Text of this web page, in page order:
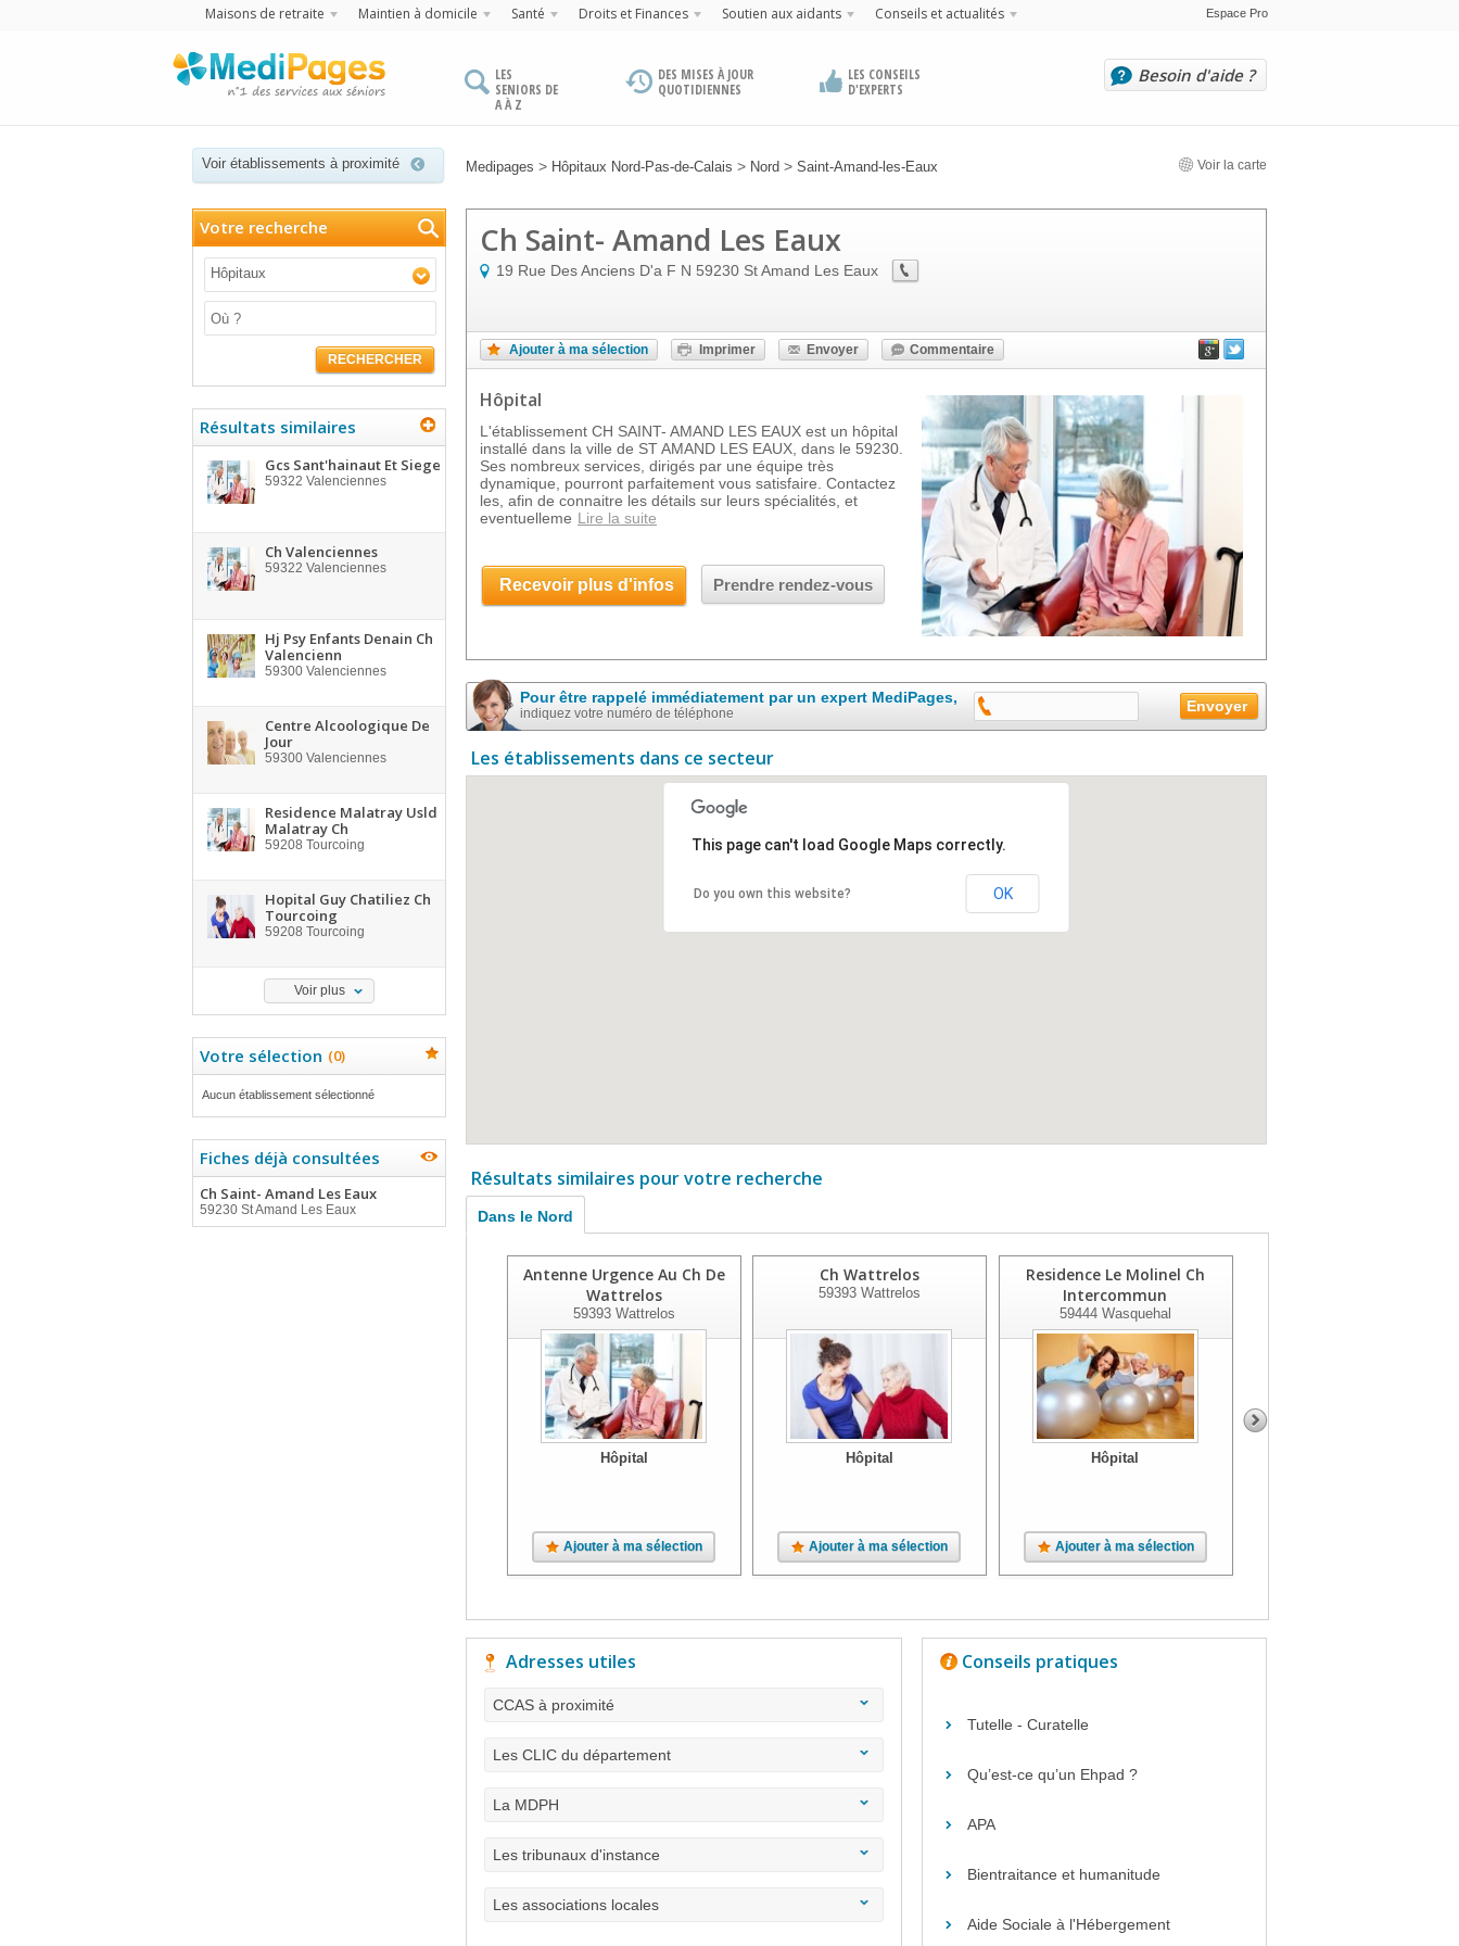
Maisons de retraite Maintien à domicile Santé Droits et Finances Soutien aux aidants Conseils et actualités Espace Pro
LES
SENIORS DE
A À Z
DES MISES À JOUR
QUOTIDIENNES
LES CONSEILS
D'EXPERTS
Besoin d'aide ?
Voir établissements à proximité Medipages > Hôpitaux Nord-Pas-de-Calais > Nord > Saint-Amand-les-Eaux Voir la carte
Votre recherche
Hôpitaux
RECHERCHER
Résultats similaires
Gcs Sant'hainaut Et Siege
59322 Valenciennes
Ch Valenciennes
59322 Valenciennes
Hj Psy Enfants Denain Ch
Valencienn
59300 Valenciennes
Centre Alcoologique De
Jour
59300 Valenciennes
Residence Malatray Usld
Malatray Ch
59208 Tourcoing
Hopital Guy Chatiliez Ch
Tourcoing
59208 Tourcoing
Voir plus
Votre sélection (0)
Aucun établissement sélectionné
Fiches déjà consultées
Ch Saint- Amand Les Eaux
59230 St Amand Les Eaux
Ch Saint- Amand Les Eaux
19 Rue Des Anciens D'a F N 59230 St Amand Les Eaux
Ajouter à ma sélection Imprimer Envoyer Commentaire
Hôpital
L'établissement CH SAINT- AMAND LES EAUX est un hôpital
installé dans la ville de ST AMAND LES EAUX, dans le 59230.
Ses nombreux services, dirigés par une équipe très
dynamique, pourront parfaitement vous satisfaire. Contactez
les, afin de connaitre les détails sur leurs spécialités, et
eventuelleme Lire la suite
Recevoir plus d'infos Prendre rendez-vous
Pour être rappelé immédiatement par un expert MediPages,
indiquez votre numéro de téléphone
Les établissements dans ce secteur
This page can't load Google Maps correctly.
Do you own this website? OK
Résultats similaires pour votre recherche
Dans le Nord
Antenne Urgence Au Ch De
Wattrelos
59393Wattrelos
Hôpital
Ajouter à ma sélection
Ch Wattrelos
59393Wattrelos
Hôpital
Ajouter à ma sélection
Residence Le Molinel Ch
Intercommun
59444Wasquehal
Hôpital
Ajouter à ma sélection
Adresses utiles
CCAS à proximité
Les CLIC du département
La MDPH
Les tribunaux d'instance
Les associations locales
Conseils pratiques
Tutelle - Curatelle
Qu’est-ce qu’un Ehpad ?
APA
Bientraitance et humanitude
Aide Sociale à l'Hébergement